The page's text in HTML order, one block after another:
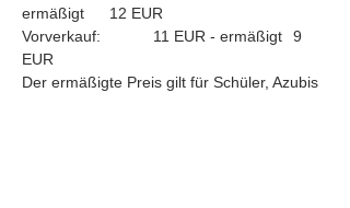
ermäßigt	12 EUR
Vorverkauf:		11 EUR - ermäßigt	  9
EUR
Der ermäßigte Preis gilt für Schüler, Azubis